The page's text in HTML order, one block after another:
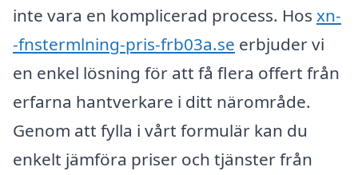
inte vara en komplicerad process. Hos xn-
-fnstermlning-pris-frb03a.se erbjuder vi
en enkel lösning för att få flera offert från
erfarna hantverkare i ditt närområde.
Genom att fylla i vårt formulär kan du
enkelt jämföra priser och tjänster från